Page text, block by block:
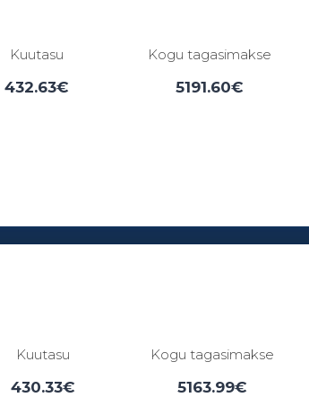
Kuutasu
432.63€
Kogu tagasimakse
5191.60€
Kuutasu
430.33€
Kogu tagasimakse
5163.99€